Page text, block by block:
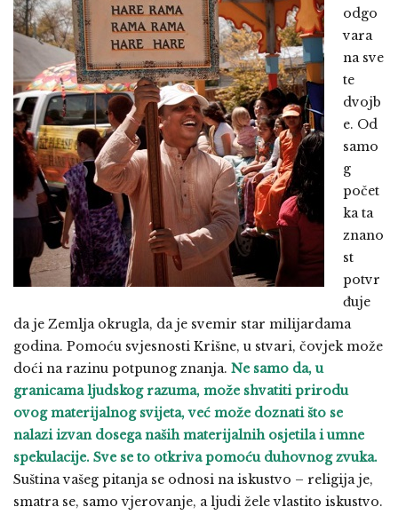
odgo
vara
na sve
te
dvojb
e. Od
samo
g
počet
ka ta
znano
st
potvr
đuje
da je Zemlja okrugla, da je svemir star milijardama
godina. Pomoću svjesnosti Krišne, u stvari, čovjek može
doći na razinu potpunog znanja. Ne samo da, u
granicama ljudskog razuma, može shvatiti prirodu
ovog materijalnog svijeta, već može doznati što se
nalazi izvan dosega naših materijalnih osjetila i umne
spekulacije. Sve se to otkriva pomoću duhovnog zvuka.
Suština vašeg pitanja se odnosi na iskustvo – religija je,
smatra se, samo vjerovanje, a ljudi žele vlastito iskustvo.